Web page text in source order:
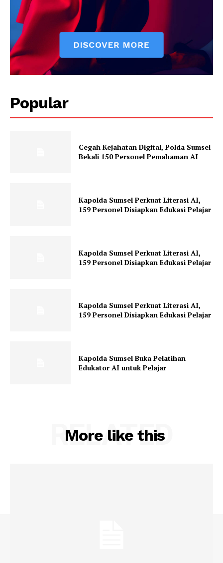
Popular
Cegah Kejahatan Digital, Polda Sumsel
Bekali 150 Personel Pemahaman AI
Kapolda Sumsel Perkuat Literasi AI,
159 Personel Disiapkan Edukasi Pelajar
Kapolda Sumsel Perkuat Literasi AI,
159 Personel Disiapkan Edukasi Pelajar
Kapolda Sumsel Perkuat Literasi AI,
159 Personel Disiapkan Edukasi Pelajar
Kapolda Sumsel Buka Pelatihan
Edukator AI untuk Pelajar
More like this
RELATED